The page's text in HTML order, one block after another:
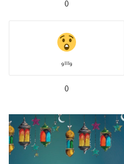
0
واااو
0